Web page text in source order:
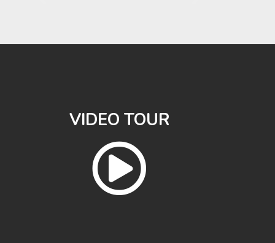
VIDEO TOUR